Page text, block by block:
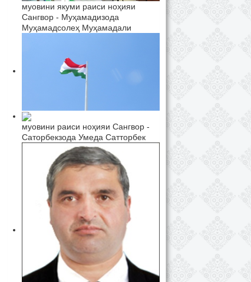
муовини якуми раиси ноҳияи
Сангвор - Муҳамадизода
Муҳамадсолеҳ Муҳамадали
муовини раиси ноҳияи Сангвор -
Саторбекзода Умеда Сатторбек